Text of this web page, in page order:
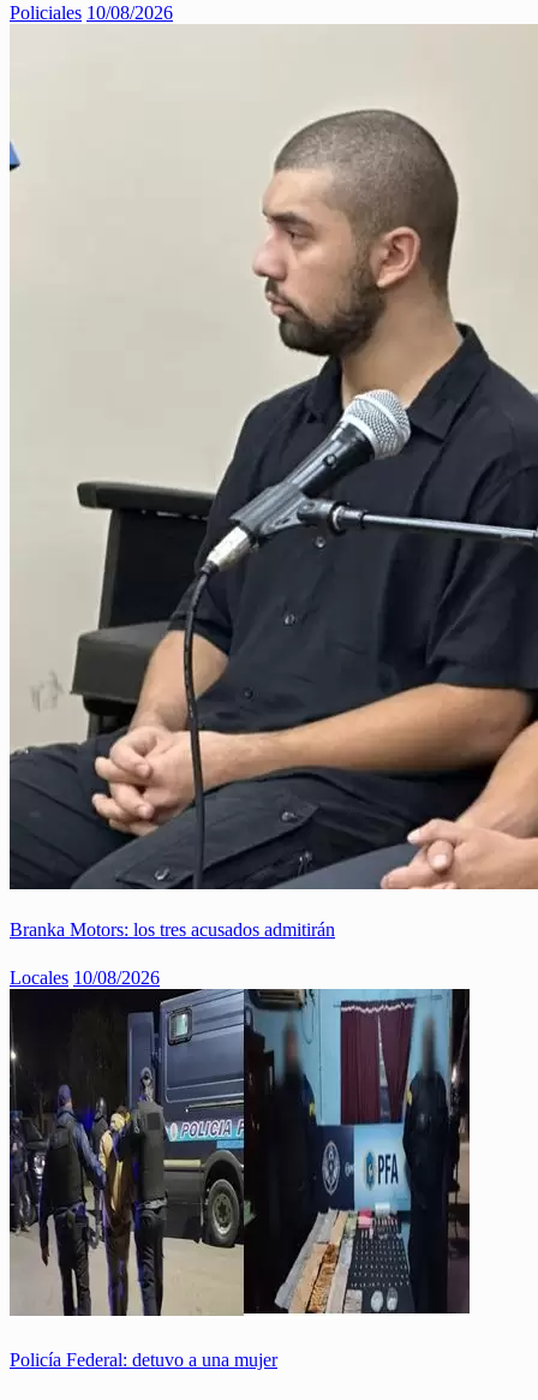
Policiales 10/08/2026
Branka Motors: los tres acusados admitirán
Locales 10/08/2026
Policía Federal: detuvo a una mujer